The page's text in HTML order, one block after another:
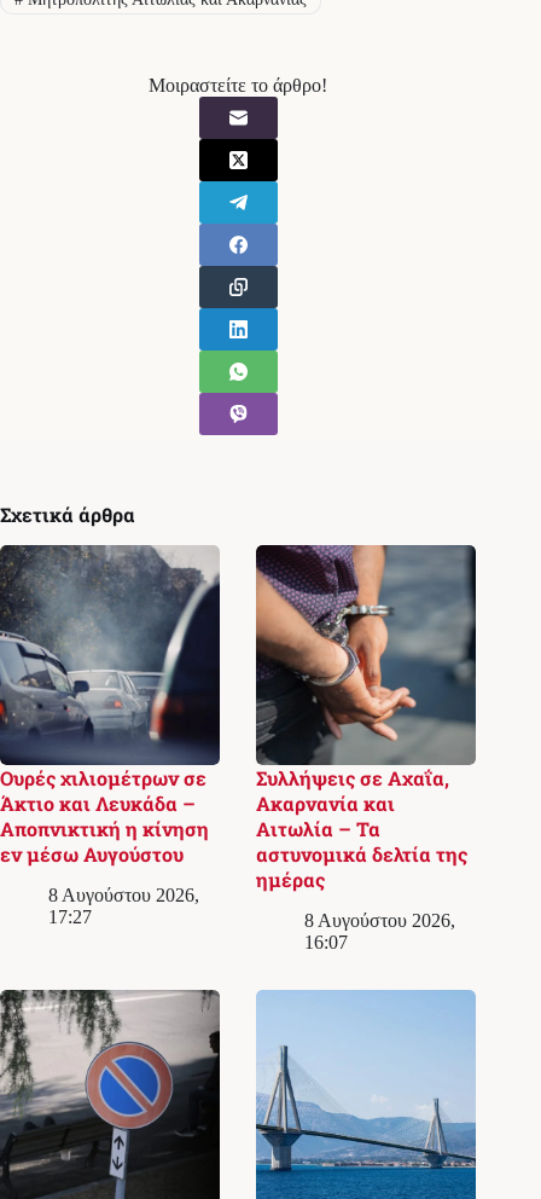
Μοιραστείτε το άρθρο!
Σχετικά άρθρα
Ουρές χιλιομέτρων σε
Άκτιο και Λευκάδα –
Αποπνικτική η κίνηση
εν μέσω Αυγούστου
8 Αυγούστου 2026,
17:27
Συλλήψεις σε Αχαΐα,
Ακαρνανία και
Αιτωλία – Τα
αστυνομικά δελτία της
ημέρας
8 Αυγούστου 2026,
16:07